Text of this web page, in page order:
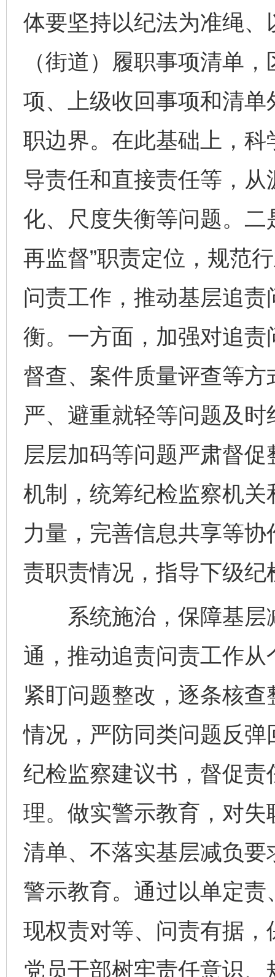
体要坚持以纪法为准绳
（街道）履职事项清单
项、上级收回事项和清
职边界。在此基础上，
导责任和直接责任等，
化、尺度失衡等问题。二
再监督”职责定位，规范
问责工作，推动基层追
衡。一方面，加强对追
督查、案件质量评查等
严、避重就轻等问题及
层层加码等问题严肃督
机制，统筹纪检监察机
力量，完善信息共享等
责职责情况，指导下级
系统施治，保障基层
通，推动追责问责工作
紧盯问题整改，逐条核
情况，严防同类问题反
纪检监察建议书，督促
理。做实警示教育，对
清单、不落实基层减负
警示教育。通过以单定
现权责对等、问责有据
党员干部树牢责任意识